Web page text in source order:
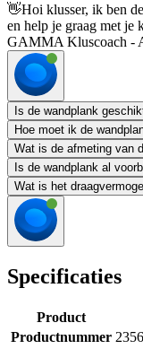
👋Hoi klusser, ik ben
en help je graag met je
GAMMA Kluscoach -
Is de wandplank
Hoe moet ik de
Wat is de afmeting van
Is de wandplank al
Wat is het
Specificaties
Product
Productnummer